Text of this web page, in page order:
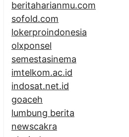
beritaharianmu.com
sofold.com
lokerproindonesia
olxponsel
semestasinema
imtelkom.ac.id
indosat.net.id
goaceh
lumbung berita
newscakra